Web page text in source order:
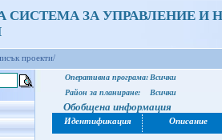
ЗА УПРАВЛЕНИЕ И
проекти/
Оперативна програма: Всички
Район за планиране:
Всички
Обобщена информация
Идентификация Описание